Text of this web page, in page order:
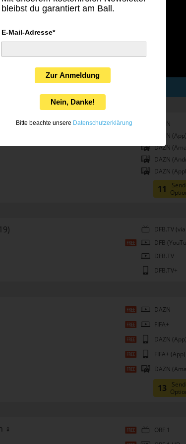
Livestream-
DAZN
DAZN (App)
DAZN
DAZN
DAZN
11
DFB.TV
DFB
DFB.TV
DFB.TV+
DAZN
FIFA+
DAZN (App)
FIFA+ (App)
DAZN
13
♀
ORF 1
bleibst du garantiert am Ball.
E-Mail-Adresse*
Zur Anmeldung
Nein, Danke!
Bitte beachte unsere Datenschutzerklärung